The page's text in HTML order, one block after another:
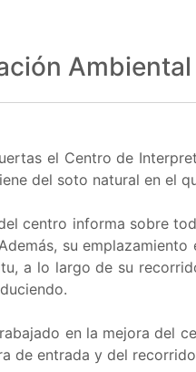
Ambiental
el Centro de
del soto natural en el
centro informa sobre
su
a lo largo de su
en la mejora del
de entrada y del